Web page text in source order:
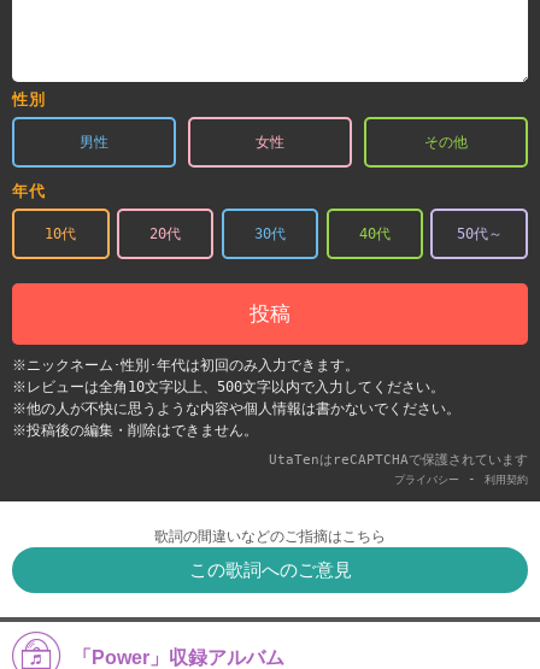
性別
男性 女性 その他
年代
10代 20代 30代 40代 50代～
投稿
※ニックネーム･性別･年代は初回のみ入力できます。
※レビューは全角10文字以上、500文字以内で入力してください。
※他の人が不快に思うような内容や個人情報は書かないでください。
※投稿後の編集・削除はできません。
UtaTenはreCAPTCHAで保護されています
プライバシー - 利用契約
歌詞の間違いなどのご指摘はこちら
この歌詞へのご意見
「Power」収録アルバム